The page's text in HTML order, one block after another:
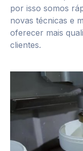
por isso somos
novas técnicas e
oferecer mais
clientes.